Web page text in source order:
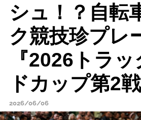
シュ！？自転
ク競技珍プレ
『2026トラ
ドカップ第2
2026/06/06